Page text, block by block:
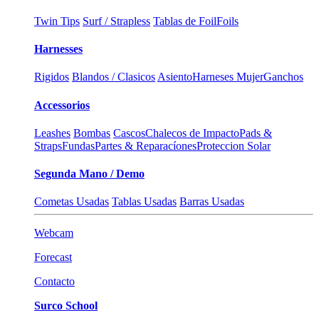
Twin Tips Surf / Strapless Tablas de FoilFoils
Harnesses
Rigidos Blandos / Clasicos AsientoHarneses MujerGanchos
Accessorios
Leashes Bombas CascosChalecos de ImpactoPads &
StrapsFundasPartes & ReparacíonesProteccion Solar
Segunda Mano / Demo
Cometas Usadas Tablas Usadas Barras Usadas
Webcam
Forecast
Contacto
Surco School